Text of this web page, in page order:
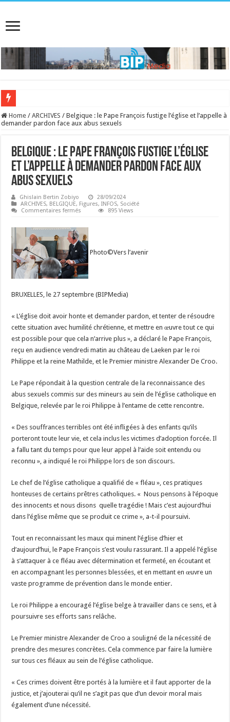
Home / ARCHIVES / Belgique : le Pape François fustige l’église et l’appelle à
demander pardon face aux abus sexuels
Belgique : le Pape François fustige l’église
et l’appelle à demander pardon face aux
abus sexuels
Ghislain Bertin Zobiyo
28/09/2024
ARCHIVES, BELGIQUE, Figures,INFOS, Société
Commentaires fermés
François
fustige
l’église
et
l’appelle
demander
face
aux
895 Views
Photo©Vers l’avenir
BRUXELLES, le 27 septembre (BIPMedia)
« L’église doit avoir honte et demander pardon, et tenter de résoudre
cette situation avec humilité chrétienne, et mettre en œuvre tout ce qui
est possible pour que cela n’arrive plus », a déclaré le Pape François,
reçu en audience vendredi matin au château de Laeken par le roi
Philippe et la reine Mathilde, et le Premier ministre Alexander De Croo.
Le Pape répondait à la question centrale de la reconnaissance des
abus sexuels commis sur des mineurs au sein de l’église catholique en
Belgique, relevée par le roi Philippe à l’entame de cette rencontre.
« Des souffrances terribles ont été infligées à des enfants qu’ils
porteront toute leur vie, et cela inclus les victimes d’adoption forcée. Il
a fallu tant du temps pour que leur appel à l’aide soit entendu ou
reconnu », a indiqué le roi Philippe lors de son discours.
Le chef de l’église catholique a qualifié de « fléau », ces pratiques
honteuses de certains prêtres catholiques. « Nous pensons à l’époque
des innocents et nous disons quelle tragédie ! Mais c’est aujourd’hui
dans l’église même que se produit ce crime », a-t-il poursuivi.
Tout en reconnaissant les maux qui minent l’église d’hier et
d’aujourd’hui, le Pape François s’est voulu rassurant. Il a appelé l’église
à s’attaquer à ce fléau avec détermination et fermeté, en écoutant et
en accompagnant les personnes blessées, et en mettant en œuvre un
vaste programme de prévention dans le monde entier.
Le roi Philippe a encouragé l’église belge à travailler dans ce sens, et à
poursuivre ses efforts sans relâche.
Le Premier ministre Alexander de Croo a souligné de la nécessité de
prendre des mesures concrètes. Cela commence par faire la lumière
sur tous ces fléaux au sein de l’église catholique.
« Ces crimes doivent être portés à la lumière et il faut apporter de la
justice, et j’ajouterai qu’il ne s’agit pas que d’un devoir moral mais
également d’une nécessité.